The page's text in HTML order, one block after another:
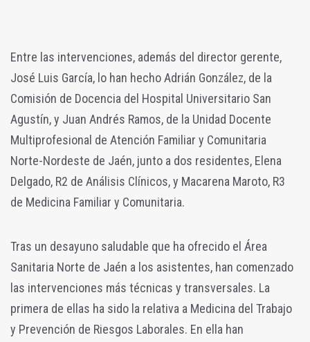
Entre las intervenciones, además del director gerente,
José Luis García, lo han hecho Adrián González, de la
Comisión de Docencia del Hospital Universitario San
Agustín, y Juan Andrés Ramos, de la Unidad Docente
Multiprofesional de Atención Familiar y Comunitaria
Norte-Nordeste de Jaén, junto a dos residentes, Elena
Delgado, R2 de Análisis Clínicos, y Macarena Maroto, R3
de Medicina Familiar y Comunitaria.
Tras un desayuno saludable que ha ofrecido el Área
Sanitaria Norte de Jaén a los asistentes, han comenzado
las intervenciones más técnicas y transversales. La
primera de ellas ha sido la relativa a Medicina del Trabajo
y Prevención de Riesgos Laborales. En ella han